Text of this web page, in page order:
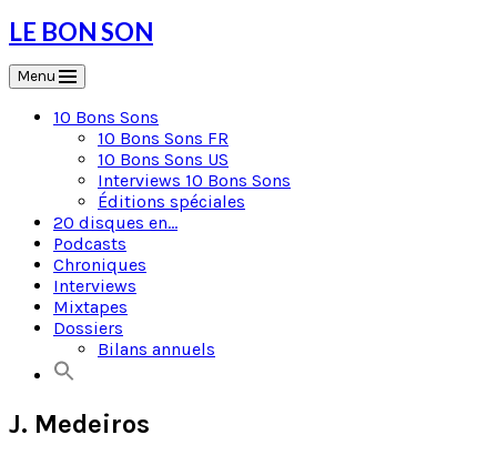
Skip
to
content
LE BON SON
Menu
10 Bons Sons
10 Bons Sons FR
10 Bons Sons US
Interviews 10 Bons Sons
Éditions spéciales
20 disques en…
Podcasts
Chroniques
Interviews
Mixtapes
Dossiers
Bilans annuels
J. Medeiros